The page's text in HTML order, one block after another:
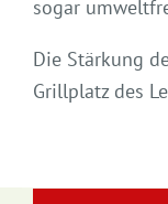
sogar
Die Stärkung
Grillplatz des